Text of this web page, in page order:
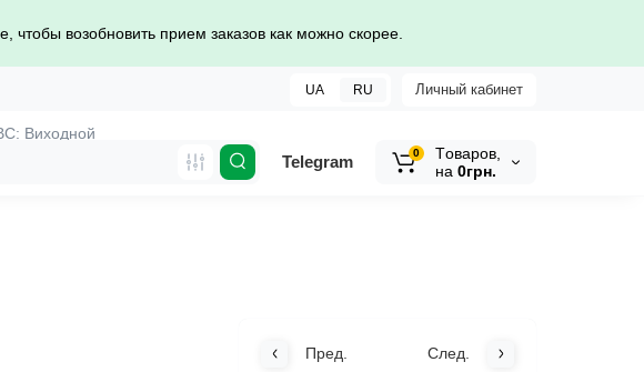
возобновить прием заказов как можно скорее.
Личный кабинет
UA RU
Виходной
Telegram 0
Tоваров,
на 0грн.
Пред. След.